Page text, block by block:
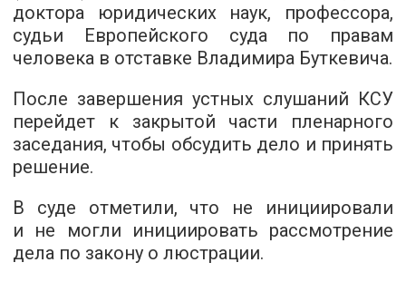
доктора юридических наук, профессора,
судьи Европейского суда по правам
человека в отставке Владимира Буткевича.
После завершения устных слушаний КСУ
перейдет к закрытой части пленарного
заседания, чтобы обсудить дело и принять
решение.
В суде отметили, что не инициировали
и не могли инициировать рассмотрение
дела по закону о люстрации.